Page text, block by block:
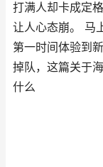
打满人却卡成定
让人心态崩。 马
第一时间体验到
掉队，这篇关于
什么